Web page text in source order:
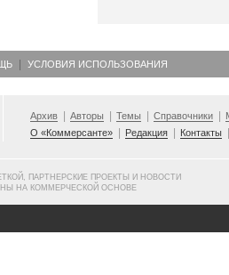
УСЛОВИЯ ИСПОЛЬЗОВАНИЯ
Архив Авторы Темы Справочники
О «Коммерсанте»
Редакция Контакты
ПАРТНЕРСКИЕ ПРОЕКТЫ И НОВОСТИ
НА КОММЕРЧЕСКОЙ ОСНОВЕ